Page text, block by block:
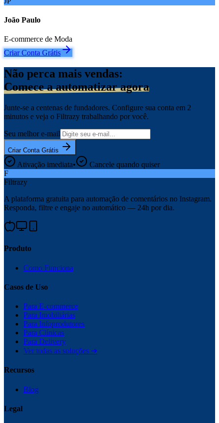
João Paulo
E-commerce de Moda
Criar Conta Grátis
Não perca mais vendas:
Comece a automatizar agora
Junte-se a centenas de fundadores. Configure sua conta em 2
minutos e veja o Filtrazy trabalhando por você.
Seu melhor e-mail
Criar Conta Grátis
Ativação imediata•
Cancele quando quiser
F
Filtrazy
A plataforma gratuita para automação de comentários no Instagram.
Responda, filtre e engaje no automático — 24h por dia.
Produto
Como Funciona
Casos de Uso
Para E-commerce
Para Imobiliárias
Para Infoprodutores
Para Clínicas
Para Delivery
Ver todas as soluções ➔
Recursos
Blog
Legal